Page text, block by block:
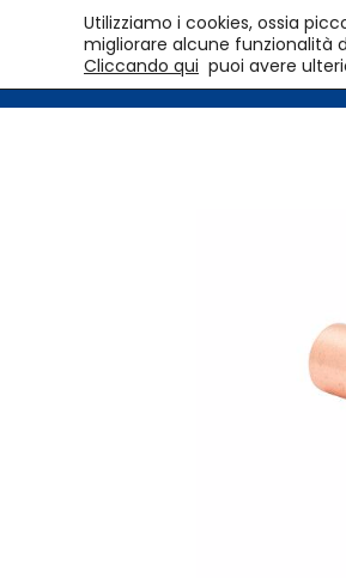
Utilizziamo i cookies, ossia
migliorare alcune funzionalità
Cliccando qui puoi avere